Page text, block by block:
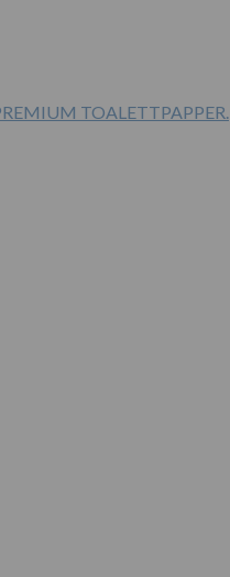
TOALETTPAPPER.